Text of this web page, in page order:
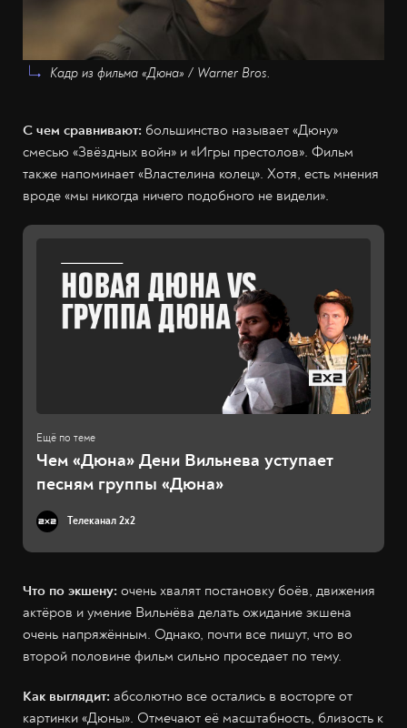
Кадр из фильма «Дюна» / Warner Bros.
С чем сравнивают: большинство называет «Дюну»
смесью «Звёздных войн» и «Игры престолов». Фильм
также напоминает «Властелина колец». Хотя, есть мнения
вроде «мы никогда ничего подобного не видели».
Чем «Дюна» Дени Вильнева уступает
песням группы «Дюна»
Телеканал 2x2
Что по экшену: очень хвалят постановку боёв, движения
актёров и умение Вильнёва делать ожидание экшена
очень напряжённым. Однако, почти все пишут, что во
второй половине фильм сильно проседает по тему.
Как выглядит: абсолютно все остались в восторге от
картинки «Дюны». Отмечают её масштабность, близость к